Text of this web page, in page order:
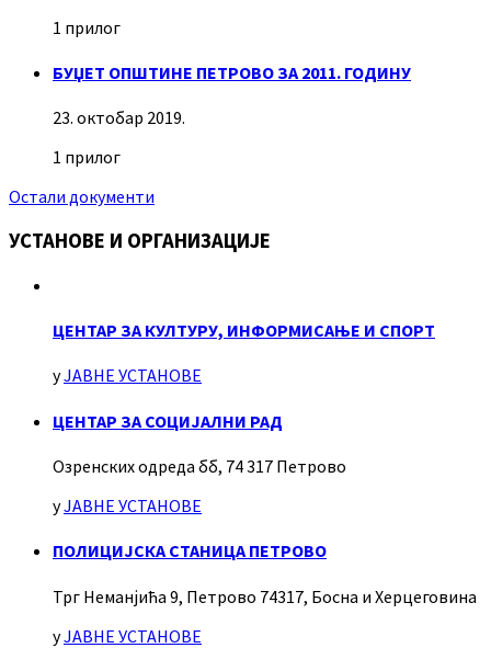
1 прилог
БУЏЕТ ОПШТИНЕ ПЕТРОВО ЗА 2011. ГОДИНУ
23. октобар 2019.
1 прилог
Остали документи
УСТАНОВЕ И ОРГАНИЗАЦИЈЕ
ЦЕНТАР ЗА КУЛТУРУ, ИНФОРМИСАЊЕ И СПОРТ
уЈАВНЕ УСТАНОВЕ
ЦЕНТАР ЗА СОЦИЈАЛНИ РАД
Озренских одреда бб, 74 317 Петрово
уЈАВНЕ УСТАНОВЕ
ПОЛИЦИЈСКА СТАНИЦА ПЕТРОВО
Трг Неманјића 9, Петрово 74317, Босна и Херцеговина
уЈАВНЕ УСТАНОВЕ